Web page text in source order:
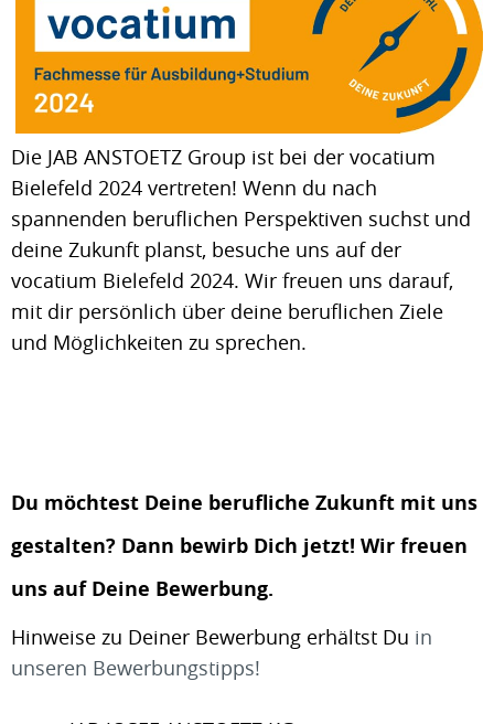
Die JAB ANSTOETZ Group ist bei der vocatium
Bielefeld 2024 vertreten! Wenn du nach
spannenden beruflichen Perspektiven suchst und
deine Zukunft planst, besuche uns auf der
vocatium Bielefeld 2024. Wir freuen uns darauf,
mit dir persönlich über deine beruflichen Ziele
und Möglichkeiten zu sprechen.
Du möchtest Deine berufliche Zukunft mit uns
gestalten? Dann bewirb Dich jetzt! Wir freuen
uns auf Deine Bewerbung.
Hinweise zu Deiner Bewerbung erhältst Du in
unseren Bewerbungstipps!